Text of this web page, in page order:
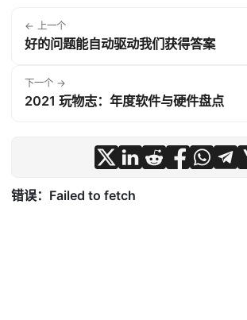
← 上一个
好的问题能自动驱动我们获得答案
下一个 →
2021 玩物志：年度软件与硬件盘点